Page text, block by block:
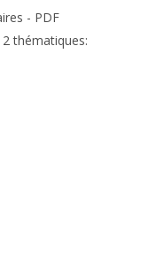
- PDF
thématiques: